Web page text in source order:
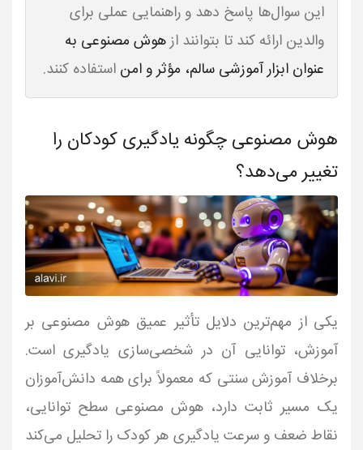
این سوال‌ها پاسخ دهد و راهنمایی عملی برای
والدین ارائه کند تا بتوانند ازهوش مصنوعی به
عنوان ابزار آموزشی سالم، مؤثر و امن استفاده کنند.
هوش مصنوعی چگونه یادگیری کودکان را
تغییر می‌دهد؟
یکی از مهم‌ترین دلایل تأثیر عمیق هوش مصنوعی بر
آموزش، توانایی آن در شخصی‌سازی یادگیری است.
برخلاف آموزش سنتی که معمولاً برای همه دانش‌آموزان
یک مسیر ثابت دارد، هوش مصنوعی سطح توانایی،
نقاط ضعف و سرعت یادگیری هر کودک را تحلیل می‌کند